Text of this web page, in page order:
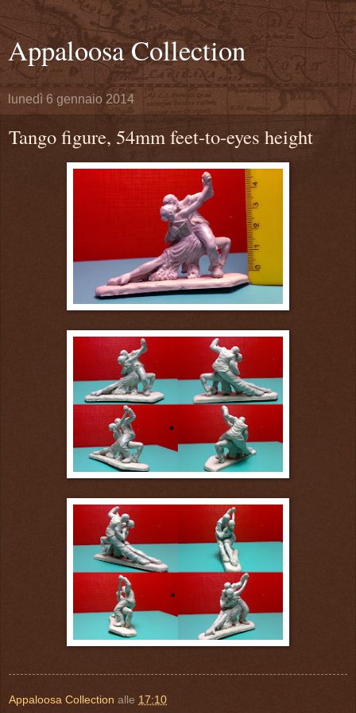
Appaloosa Collection
lunedì 6 gennaio 2014
Tango figure, 54mm feet-to-eyes height
Appaloosa Collection alle 17:10